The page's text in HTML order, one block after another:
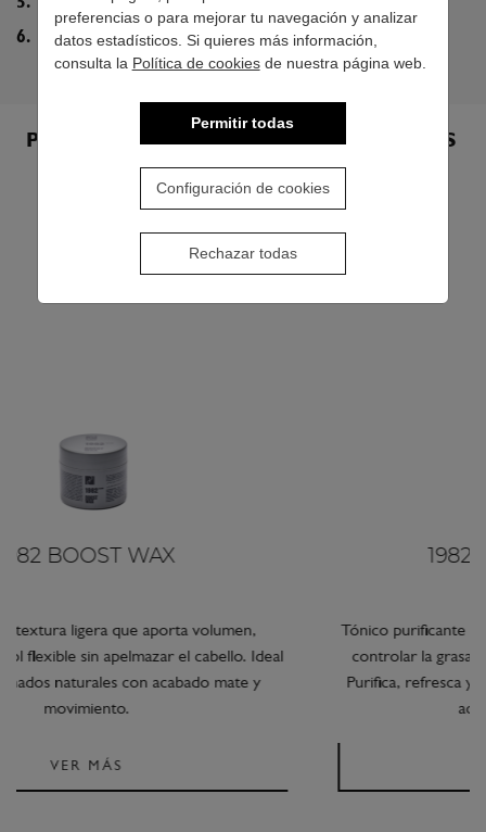
preferencias o para mejorar tu navegación y analizar
datos estadísticos. Si quieres más información,
consulta la Política de cookiesde nuestra página web.
Permitir todas
Configuración de cookies
Rechazar todas
Aclarar con agua después del afeitado.
Completar la rutina con 1982 for men After Shave.
PRODUCTOS RELACIONADOS
1982 BALANCE TONIC
Tónico purificante nocturno que ayuda a reducir la caspa,
controlar la grasa y aliviar el picor del cuero cabelludo.
Purifica, refresca y equilibra el cuero cabelludo mientras